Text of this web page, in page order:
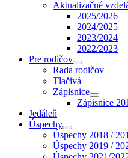
Aktualizačné
2025/2026
2024/2025
2023/2024
2022/2023
Pre rodičov
Rada rodičov
Tlačivá
Zápisnice
Zápisnice
Jedáleň
Úspechy
Úspechy 2018 /
Úspechy 2019 /